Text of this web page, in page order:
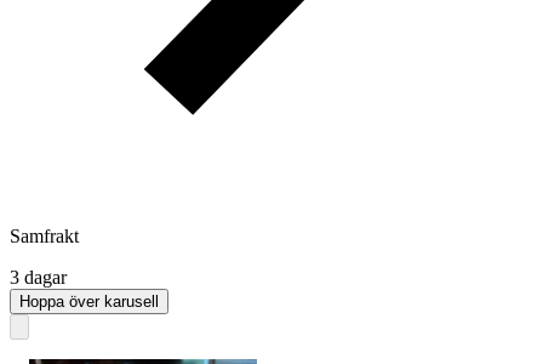
Samfrakt
3 dagar
Hoppa över karusell